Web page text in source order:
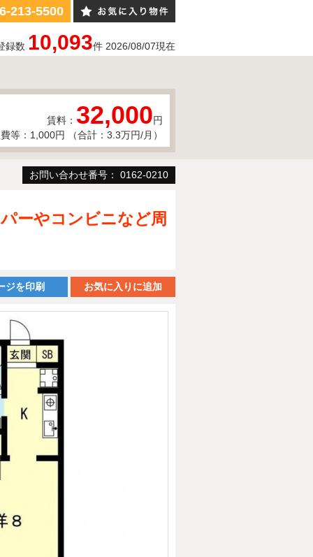
213-5500
録数 10,093件 2026/08/07現在
賃料： 32,000円
等：1,000円 （合計：3.3万円/月）
お問い合わせ番号： 0162-0210
ーやコンビニなど周
ジを印刷 お気に入りに追加